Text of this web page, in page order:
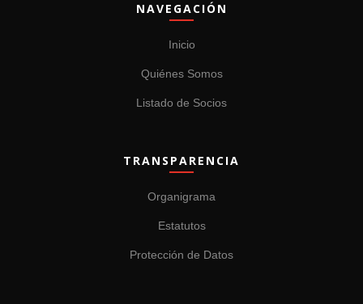
NAVEGACIÓN
Inicio
Quiénes Somos
Listado de Socios
TRANSPARENCIA
Organigrama
Estatutos
Protección de Datos